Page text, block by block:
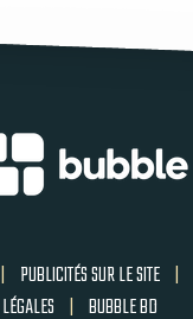
| PUBLICITÉS SUR LE SITE |
LÉGALES | BUBBLE BD